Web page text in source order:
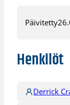
Päivitetty
Henkilöt
Derrick